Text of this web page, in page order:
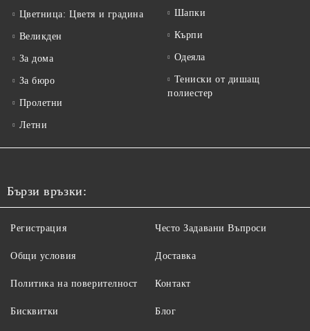
Цветница: Цветя и градина
Великден
За дома
За бюро
Пролетни
Летни
Шапки
Кърпи
Одеяла
Тениски от дишащ
полиестер
Бързи връзки:
Регистрация
Общи условия
Политика на поверителност
Бисквитки
Често Задавани Въпроси
Доставка
Контакт
Блог